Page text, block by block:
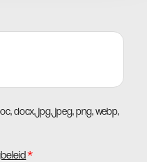
docx, jpg, jpeg, png, webp,
*